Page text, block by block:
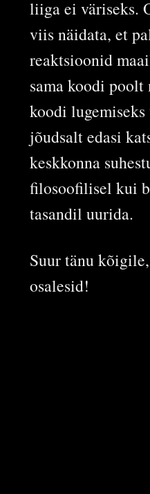
liiga ei väriseks.
viis näidata, et
reaktsioonid
sama koodi poolt
koodi
jõudsalt edasi
keskkonna
filosoofilisel kui
tasandil uurida.
Suur tänu
osalesid!